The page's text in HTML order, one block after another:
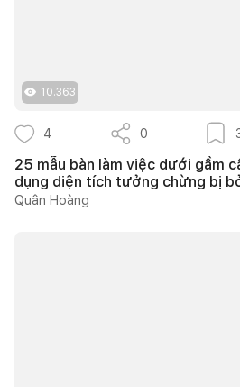
10.363
4 0
25 mẫu bàn làm việc dưới gầm
dụng diện tích tưởng chừng bị
Quân Hoàng